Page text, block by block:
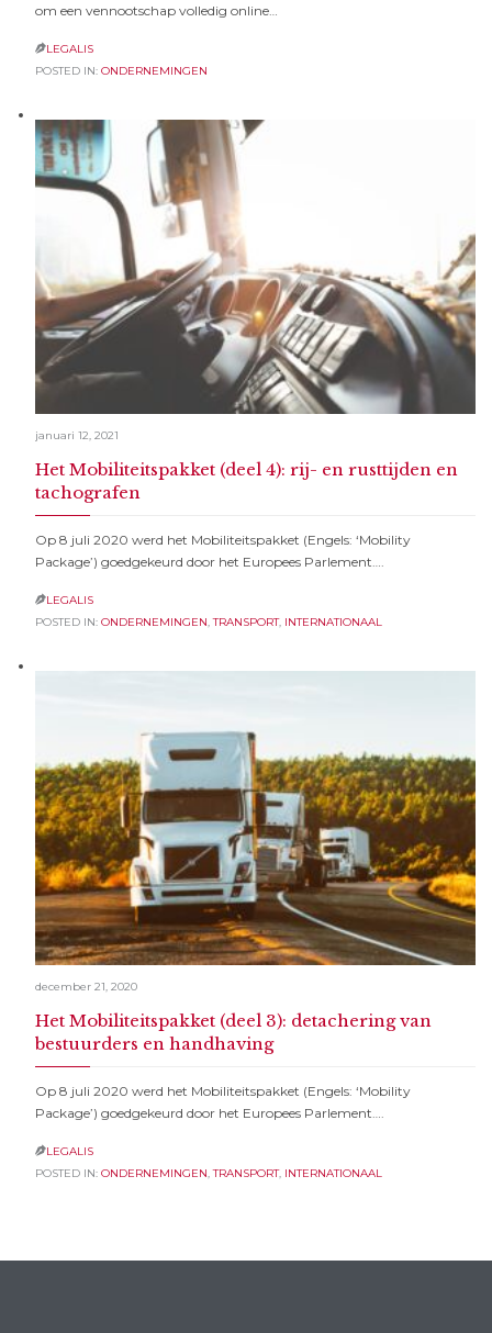
om een vennootschap volledig online…
LEGALIS
POSTED IN: ONDERNEMINGEN
januari 12, 2021
Het Mobiliteitspakket (deel 4): rij- en rusttijden en
tachografen
Op 8 juli 2020 werd het Mobiliteitspakket (Engels: ‘Mobility
Package’) goedgekeurd door het Europees Parlement….
LEGALIS
POSTED IN: ONDERNEMINGEN,TRANSPORT, INTERNATIONAAL
december 21, 2020
Het Mobiliteitspakket (deel 3): detachering van
bestuurders en handhaving
Op 8 juli 2020 werd het Mobiliteitspakket (Engels: ‘Mobility
Package’) goedgekeurd door het Europees Parlement….
LEGALIS
POSTED IN: ONDERNEMINGEN,TRANSPORT, INTERNATIONAAL